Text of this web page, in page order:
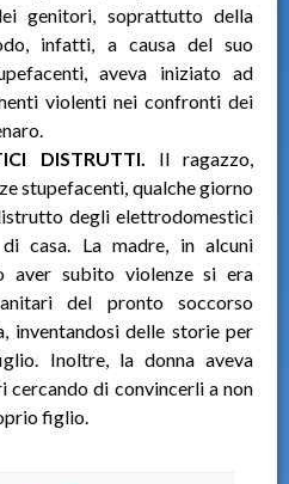
genitori, soprattutto della
infatti, a causa del suo
aveva iniziato ad
violenti nei confronti dei
DISTRUTTI. Il ragazzo,
stupefacenti, qualche giorno
degli elettrodomestici
casa. La madre, in alcuni
aver subito violenze si era
del pronto soccorso
inventandosi delle storie per
Inoltre, la donna aveva
di convincerli a non
figlio.